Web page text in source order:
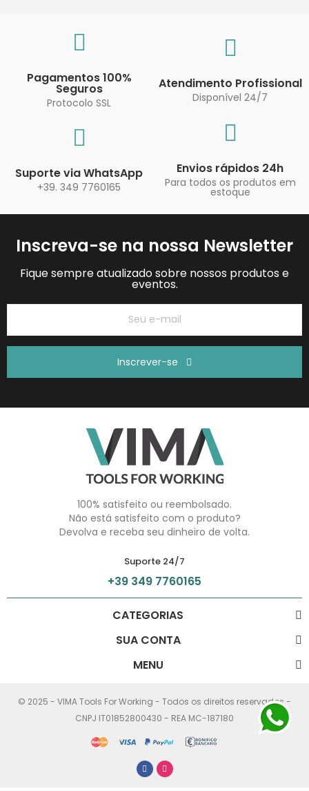
Pagamentos 100%
Seguros
Protocolo SSL
Atendimento Profissional
Disponível 24/7
Suporte via WhatsApp
+39. 349 7760165
Envios rápidos 24h
Para todos os produtos em
estoque
Inscreva-se na nossa Newsletter
Fique sempre atualizado sobre nossos produtos e
eventos.
Inscrever-se
100% satisfeito ou reembolsado.
Não está satisfeito com o produto?
Devolva e receba seu dinheiro de volta.
Suporte 24/7
+39 349 7760165
CATEGORIAS
SUA CONTA
MENU
© 2025 - VIMA Tools For Working - Todos os direitos reservados -
CNPJ IT01852800430 - REA MC-187180